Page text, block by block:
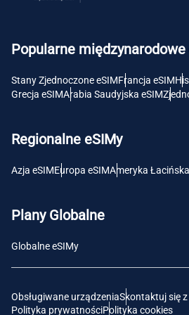
Popularne międzynarodowe
Stany Zjednoczone eSIMFrancja eSIM
Grecja eSIMArabia Saudyjska eSIM
Regionalne eSIMy
Azja eSIMEuropa eSIMAmeryka
Plany Globalne
Globalne eSIMy
Obsługiwane urządzeniaSkontaktuj się
Polityka prywatnościPolityka cookies